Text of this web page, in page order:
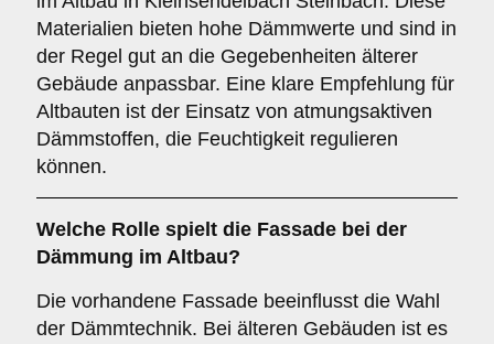
Materialien bieten hohe Dämmwerte und sind in
der Regel gut an die Gegebenheiten älterer
Gebäude anpassbar. Eine klare Empfehlung für
Altbauten ist der Einsatz von atmungsaktiven
Dämmstoffen, die Feuchtigkeit regulieren
können.
Welche Rolle spielt die Fassade bei der
Dämmung im Altbau?
Die vorhandene Fassade beeinflusst die Wahl
der Dämmtechnik. Bei älteren Gebäuden ist es